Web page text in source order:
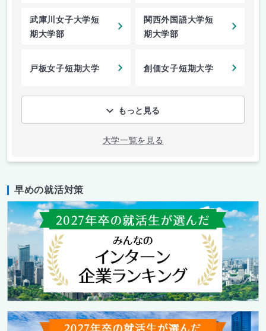
武庫川女子大学短
期大学部
関西外国語大学短
期大学部
戸板女子短期大学 創価女子短期大学
もっと見る
大学一覧を見る
早めの就活対策